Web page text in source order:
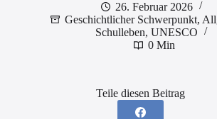
26. Februar 2026
Geschichtlicher Schwerpunkt,
Schulleben,UNESCO
0 Min
Teile diesen Beitrag